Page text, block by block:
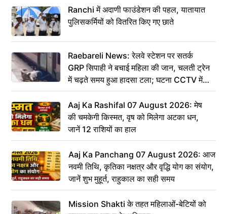
Ranchi में अदाणी फाउंडेशन की पहल, यातायात
पुलिसकर्मियों को वितरित किए गए छाते
Raebareli News: रेलवे स्टेशन पर सतर्क
GRP सिपाही ने बचाई महिला की जान, चलती ट्रेन
में चढ़ते समय हुआ हादसा टला; घटना CCTV में
कैद
Aaj Ka Rashifal 07 August 2026: मेष
की चमकेगी किस्मत, वृष को मिलेगा अटका धन,
जानें 12 राशियों का हाल
Aaj Ka Panchang 07 August 2026: आज
नवमी तिथि, कृतिका नक्षत्र और वृद्धि योग का संयोग,
जानें शुभ मुहूर्त, राहुकाल का सही समय
Mission Shakti के तहत महिलाओं-बेटियों को